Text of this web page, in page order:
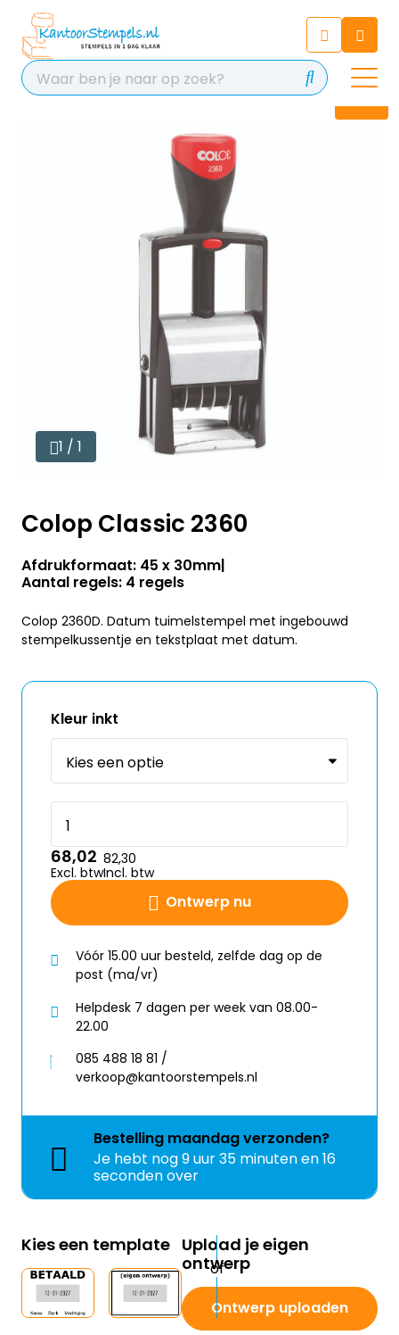
Chat 24/7 met onze chatbot
voor hulp
Contact
1 / 1
Colop Classic 2360
Afdrukformaat: 45 x 30mm
Aantal regels: 4 regels
Colop 2360D. Datum tuimelstempel met ingebouwd
stempelkussentje en tekstplaat met datum.
Kleur inkt
Ontwerp nu
68,02
Excl. btw
82,30
Incl. btw
Vóór 15.00 uur besteld, zelfde dag op de
post (ma/vr)
Helpdesk 7 dagen per week van 08.00-
22.00
085 488 18 81 /
verkoop@kantoorstempels.nl
Bestelling maandagverzonden?
Je hebt nog9 uur 35 minuten en 15
seconden over
Kies een template Upload je eigen
ontwerp
Ontwerp uploaden